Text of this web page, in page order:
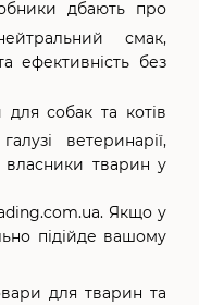
дбають про
смак,
ефективність без
для собак та котів
ветеринарії,
власники тварин у
Якщо у
підійде вашому
для тварин та